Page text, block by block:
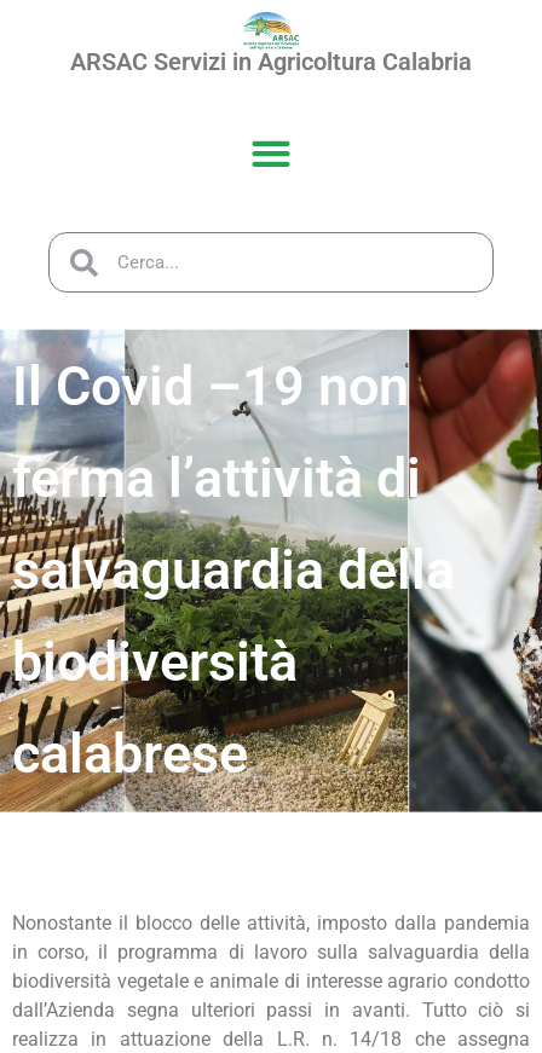
ARSAC Servizi in Agricoltura Calabria
Il Covid –19 non
ferma l’attività di
salvaguardia della
biodiversità
calabrese
Nonostante il blocco delle attività, imposto dalla pandemia
in corso, il programma di lavoro sulla salvaguardia della
biodiversità vegetale e animale di interesse agrario condotto
dall’Azienda segna ulteriori passi in avanti. Tutto ciò si
realizza in attuazione della L.R. n. 14/18 che assegna